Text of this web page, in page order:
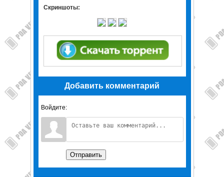
Скриншоты:
Добавить комментарий
Войдите:
Отправить